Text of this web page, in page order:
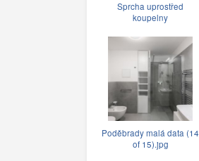
Sprcha uprostřed
koupelny
Poděbrady malá data (14
of 15).jpg